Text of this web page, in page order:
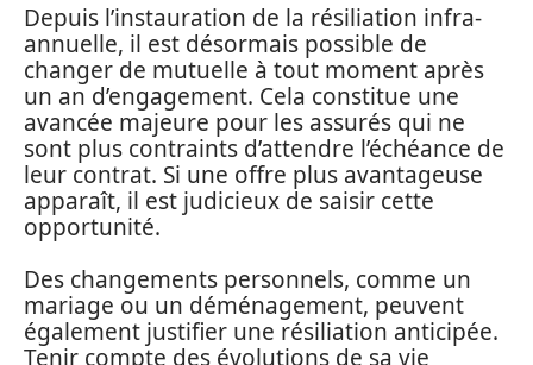
Depuis l’instauration de la résiliation infra-
annuelle, il est désormais possible de
changer de mutuelle à tout moment après
un an d’engagement. Cela constitue une
avancée majeure pour les assurés qui ne
sont plus contraints d’attendre l’échéance de
leur contrat. Si une offre plus avantageuse
apparaît, il est judicieux de saisir cette
opportunité.
Des changements personnels, comme un
mariage ou un déménagement, peuvent
également justifier une résiliation anticipée.
Tenir compte des évolutions de sa vie